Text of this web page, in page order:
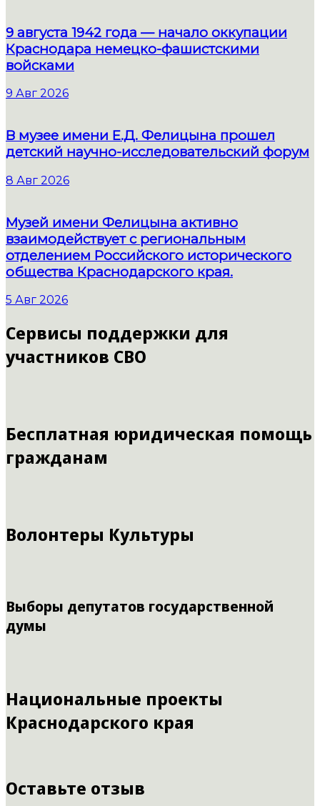
9 августа 1942 года — начало оккупации
Краснодара немецко-фашистскими
войсками
9 Авг 2026
В музее имени Е.Д. Фелицына прошел
детский научно-исследовательский форум
8 Авг 2026
Музей имени Фелицына активно
взаимодействует с региональным
отделением Российского исторического
общества Краснодарского края.
5 Авг 2026
Сервисы поддержки для
участников СВО
Бесплатная юридическая помощь
гражданам
Волонтеры Культуры
Выборы депутатов государственной
думы
Национальные проекты
Краснодарского края
Оставьте отзыв